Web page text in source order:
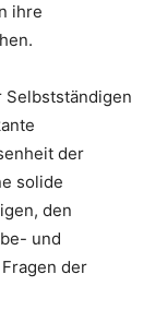
ihre
der
solide
den
und
der